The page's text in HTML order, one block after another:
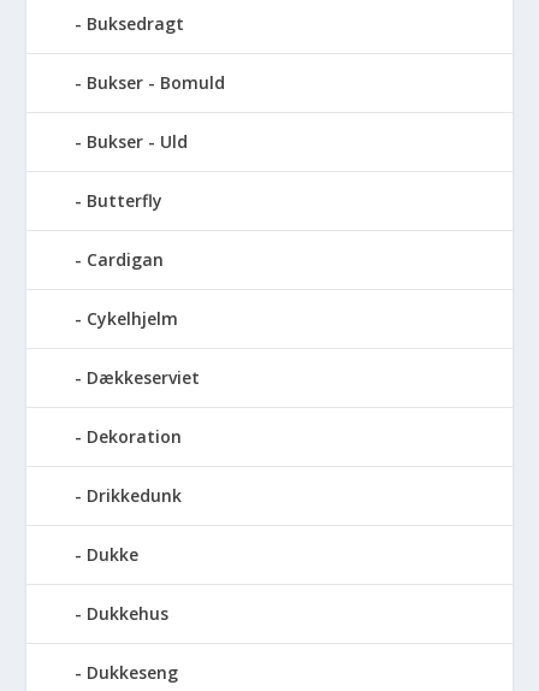
Buksedragt
Bukser - Bomuld
Bukser - Uld
Butterfly
Cardigan
Cykelhjelm
Dækkeserviet
Dekoration
Drikkedunk
Dukke
Dukkehus
Dukkeseng